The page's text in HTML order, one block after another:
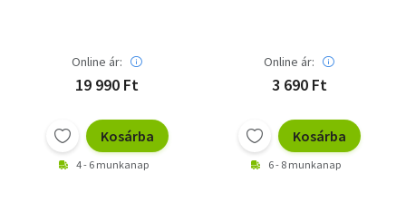
Online ár:
19 990 Ft
Kosárba
4 - 6 munkanap
Online ár:
3 690 Ft
Kosárba
6 - 8 munkanap